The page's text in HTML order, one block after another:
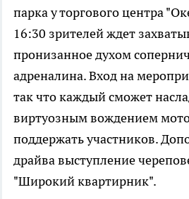
парка у торгового центра
16:30 зрителей ждет
пронизанное духом
адреналина. Вход на
так что каждый сможет
виртуозным вождением
поддержать участников.
драйва выступление
"Широкий квартирник".